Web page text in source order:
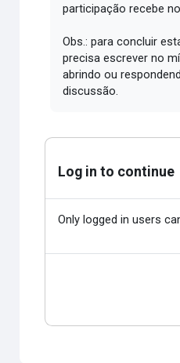
participação recebe
Obs.: para concluir
precisa escrever no
abrindo ou
discussão.
Log in to continue
Only logged in users